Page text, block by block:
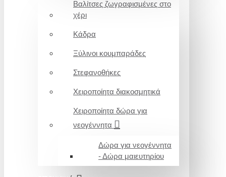
Βαλίτσες ζωγραφισμένες στο
χέρι
Κάδρα
Ξύλινοι κουμπαράδες
Στεφανοθήκες
Χειροποίητα διακοσμητικά
Χειροποίητα δώρα για
νεογέννητα
Δώρα για νεογέννητα
- Δώρα μαιευτηρίου